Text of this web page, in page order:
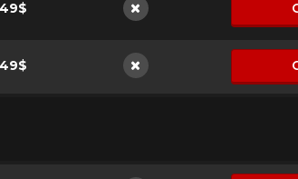
Non disponible
Non disponible